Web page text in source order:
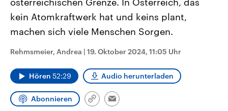
Wirtschaftlich und militärisch
gehören die Vereinigten Staaten zu
den mächtigsten Ländern der Erde,
mit großem Einfluss auf das
Terrororganisation Hamas
Oktober 2023 auf Israel
Region wieder die Gewalt
Israel möchte die Hamas
Diese wird wie die
Libanon vom Iran
kein Atomkraftwerk hat und keins plant,
machen sich viele Menschen Sorgen.
Rehmsmeier, Andrea | 19. Oktober 2024, 11:05 Uhr
Hören 52:29 Audio herunterladen
Abonnieren
Link
Email